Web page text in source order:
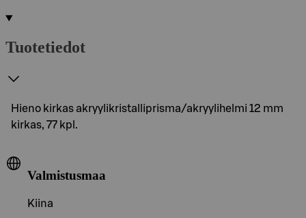
Tuotetiedot
Hieno kirkas akryylikristalliprisma/akryylihelmi 12 mm
kirkas, 77 kpl.
Valmistusmaa
Kiina